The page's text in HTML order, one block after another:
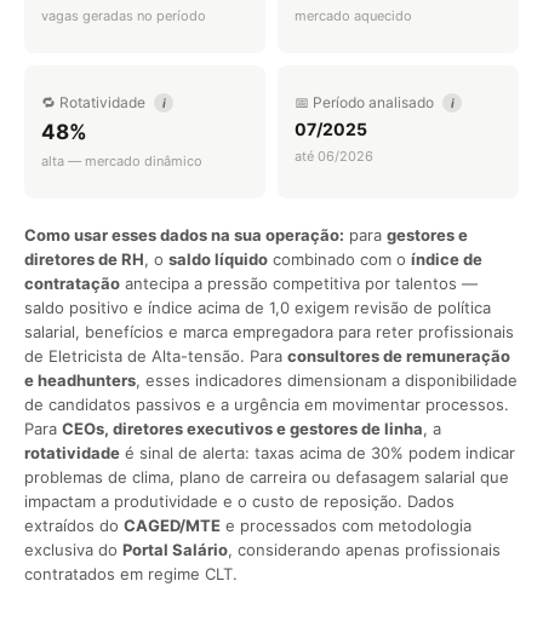
vagas geradas no período mercado aquecido
🔁 Rotatividade i
48%
alta — mercado dinâmico
📅 Período analisado i
07/2025
até 06/2026
Como usar esses dados na sua operação: para gestores e
diretores de RH, o saldo líquido combinado com o índice de
contratação antecipa a pressão competitiva por talentos —
saldo positivo e índice acima de 1,0 exigem revisão de política
salarial, benefícios e marca empregadora para reter profissionais
de Eletricista de Alta-tensão. Para consultores de remuneração
e headhunters, esses indicadores dimensionam a disponibilidade
de candidatos passivos e a urgência em movimentar processos.
Para CEOs, diretores executivos e gestores de linha, a
rotatividade é sinal de alerta: taxas acima de 30% podem indicar
problemas de clima, plano de carreira ou defasagem salarial que
impactam a produtividade e o custo de reposição. Dados
extraídos do CAGED/MTE e processados com metodologia
exclusiva do Portal Salário, considerando apenas profissionais
contratados em regime CLT.